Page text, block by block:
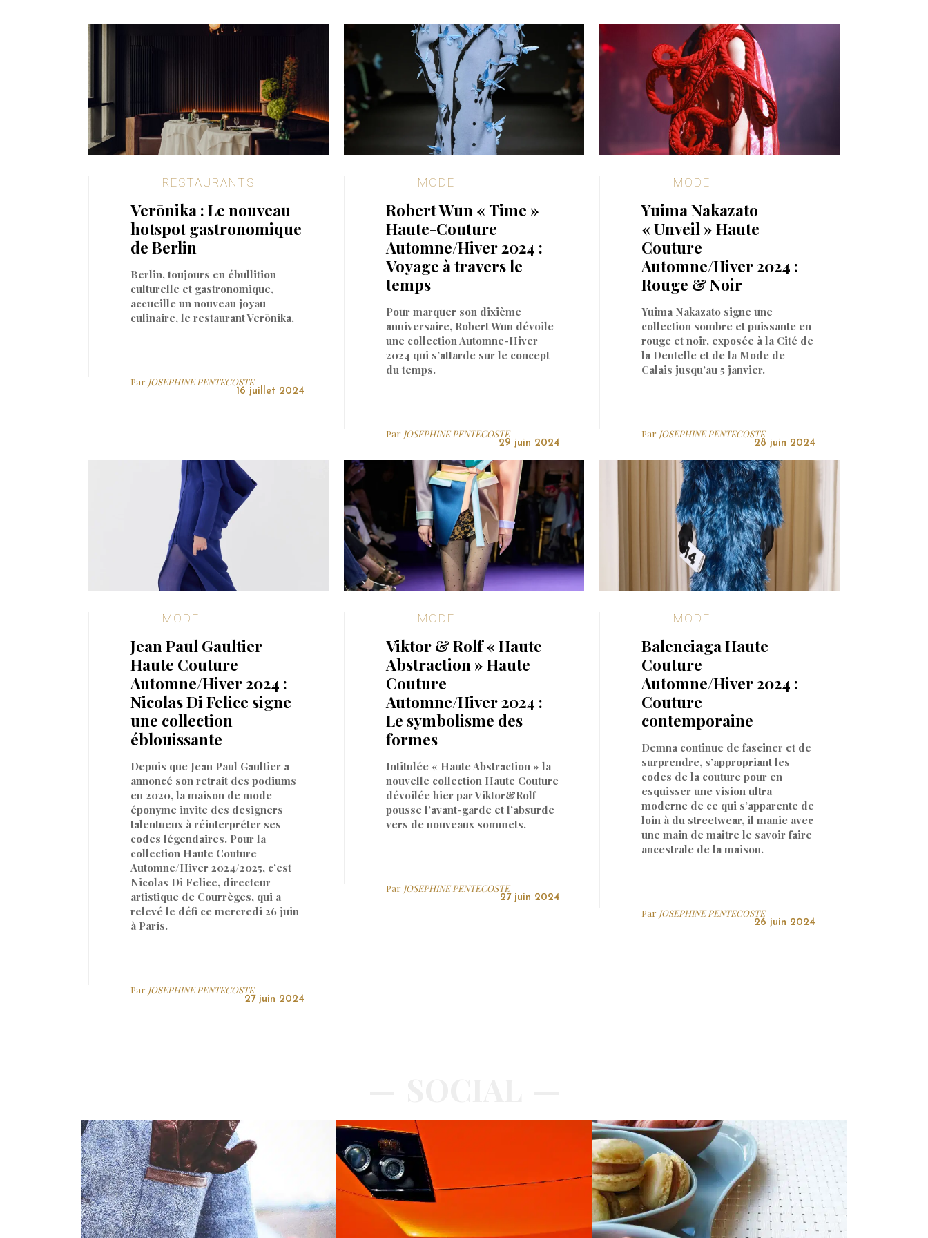
RESTAURANTS
Verōnika : Le nouveau
hotspot gastronomique
de Berlin
Berlin, toujours en ébullition
culturelle et gastronomique,
accueille un nouveau joyau
culinaire, le restaurant Verōnika.
Par JOSEPHINE PENTECOSTE
16 juillet 2024
MODE
Robert Wun « Time »
Haute-Couture
Automne/Hiver 2024 :
Voyage à travers le
temps
Pour marquer son dixième
anniversaire, Robert Wun dévoile
une collection Automne-Hiver
2024 qui s’attarde sur le concept
du temps.
Par JOSEPHINE PENTECOSTE
29 juin 2024
MODE
Yuima Nakazato
« Unveil » Haute
Couture
Automne/Hiver 2024 :
Rouge & Noir
Yuima Nakazato signe une
collection sombre et puissante en
rouge et noir, exposée à la Cité de
la Dentelle et de la Mode de
Calais jusqu’au 5 janvier.
Par JOSEPHINE PENTECOSTE
28 juin 2024
MODE
Jean Paul Gaultier
Haute Couture
Automne/Hiver 2024 :
Nicolas Di Felice signe
une collection
éblouissante
Depuis que Jean Paul Gaultier a
annoncé son retrait des podiums
en 2020, la maison de mode
éponyme invite des designers
talentueux à réinterpréter ses
codes légendaires. Pour la
collection Haute Couture
Automne/Hiver 2024/2025, c’est
Nicolas Di Felice, directeur
artistique de Courrèges, qui a
relevé le défi ce mercredi 26 juin
à Paris.
Par JOSEPHINE PENTECOSTE
27 juin 2024
MODE
Viktor & Rolf « Haute
Abstraction » Haute
Couture
Automne/Hiver 2024 :
Le symbolisme des
formes
Intitulée « Haute Abstraction » la
nouvelle collection Haute Couture
dévoilée hier par Viktor&Rolf
pousse l’avant-garde et l’absurde
vers de nouveaux sommets.
Par JOSEPHINE PENTECOSTE
27 juin 2024
MODE
Balenciaga Haute
Couture
Automne/Hiver 2024 :
Couture
contemporaine
Demna continue de fasciner et de
surprendre, s’appropriant les
codes de la couture pour en
esquisser une vision ultra
moderne de ce qui s’apparente de
loin à du streetwear, il manie avec
une main de maître le savoir faire
ancestrale de la maison.
Par JOSEPHINE PENTECOSTE
26 juin 2024